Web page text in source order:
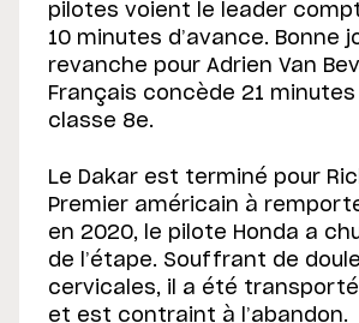
pilotes voient le leader
10 minutes d’avance. Bonne
revanche pour Adrien Van
Français concède 21
classe 8e.
Le Dakar est terminé pour
Premier américain à
en 2020, le pilote Honda a
de l’étape. Souffrant de
cervicales, il a été transporté
et est contraint à l’abandon.